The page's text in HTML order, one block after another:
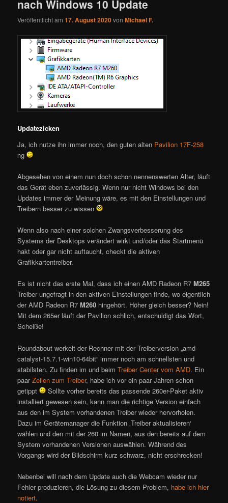
nach Windows 10 Update
Veröffentlicht am17. August 2020vonMichael F.
Updatezicken
Ja, ich nutze ihn immer noch, den guten alten Pavilion 17F-258
ng
Abgesehen von einem nun doch schon nennenswerten Alter, läuft
das Gerät eben zuverlässig. Wenn nur nicht Windows bei den
Updates immer der Meinung wäre, es mit den Einstellungen und
Treibern besser zu wissen
Wenn also nach einer solchen Zwangsverbesserung des
Systems der Desktops verändert wirkt und/oder das Startmenü
hakt oder gar nicht auftaucht, checkt die aktiven
Grafikkartentreiber.
Es ist nicht das erste Mal, dass ich einen AMD Radeon R7M265
Treiber ungefragt in den aktiven Einstellungen finde, wo eigentlich
der AMD Radeon R7M260 hingehört. Höher gleich besser? Nein!
Mit dem 265er läuft der Pavilion schlich, entschuldigt das Wort,
Scheiße!
Roundabout werkelt der Rechner mit der Treiberversion „amd-
catalyst-15.7.1-win10-64bit“ immer noch am schnellsten und
stabilsten. Zu finden im und beimTreiber Center vom AMD. Ein
paarZeilen zum Treiber, habe ich vor ein paar Jahren schon
getippt
Sollte vorher bereits das passende 260er-Paket aktiv
installiert gewesen sein, kann man die richtige Version einfach
aus den im System vorhandenen Treiber wieder hervorholen.
Dazu im Gerätemanager die Funktion ‚Treiber aktualisieren‘
wählen und den mit der 260 im Namen, aus den bereits auf dem
System vorhandenen Versionen auswählen. Während des
Vorgangs wird der Bildschirm kurz schwarz, nicht erschrecken!
Nebenbei will nach dem Update auch die Webcam wieder nur
Fehler produzieren, die Lösung zu diesem Problem, habe ich hier
notiert.